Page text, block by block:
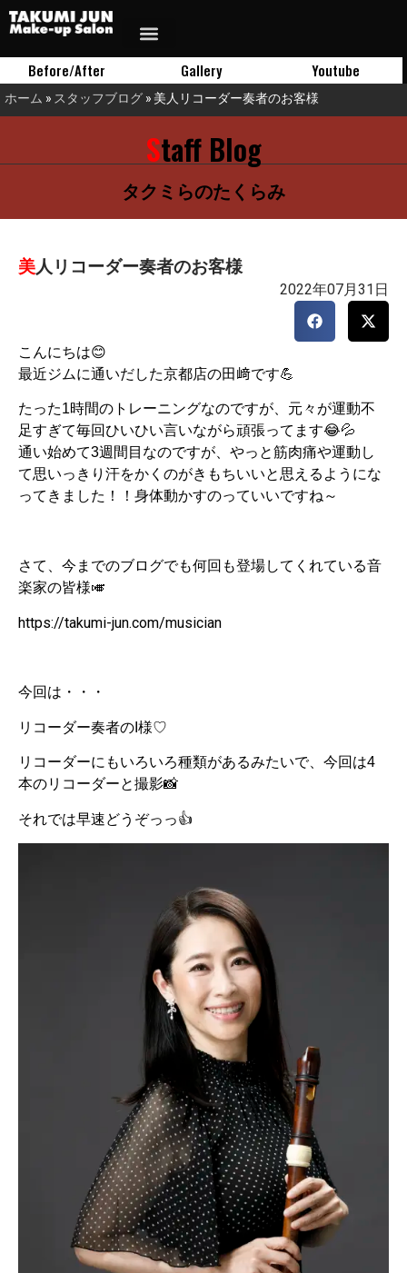
Before/After Gallery Youtube
ホーム » スタッフブログ » 美人リコーダー奏者のお客様
Staff Blog
タクミらのたくらみ
美人リコーダー奏者のお客様
2022年07月31日
こんにちは😊
最近ジムに通いだした京都店の田﨑です💪
たった1時間のトレーニングなのですが、元々が運動不
足すぎて毎回ひいひい言いながら頑張ってます😂💦
通い始めて3週間目なのですが、やっと筋肉痛や運動し
て思いっきり汗をかくのがきもちいいと思えるようにな
ってきました！！身体動かすのっていいですね～
さて、今までのブログでも何回も登場してくれている音
楽家の皆様🎺
https://takumi-jun.com/musician
今回は・・・
リコーダー奏者のI様♡
リコーダーにもいろいろ種類があるみたいで、今回は4
本のリコーダーと撮影📸
それでは早速どうぞっっ👍